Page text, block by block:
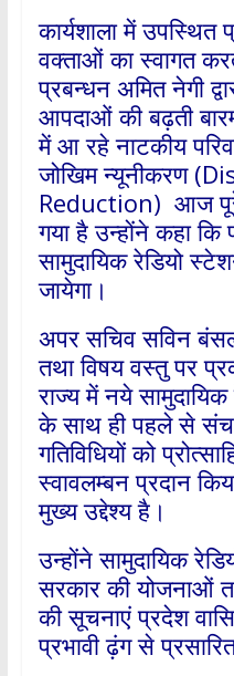
कार्यशाला में उपस्थित
वक्ताओं का स्वागत
प्रबन्धन अमित नेगी
आपदाओं की बढ़ती
में आ रहे नाटकीय
जोखिम न्यूनीकरण
Reduction) आज
गया है उन्होंने कहा कि
सामुदायिक रेडियो
जायेगा।
अपर सचिव सविन बंसल
तथा विषय वस्तु पर
राज्य में नये
के साथ ही पहले से
गतिविधियों को
स्वावलम्बन प्रदान
मुख्य उद्देश्य है।
उन्होंने सामुदायिक
सरकार की योजनाओं
की सूचनाएं प्रदेश
प्रभावी ढ़ंग से